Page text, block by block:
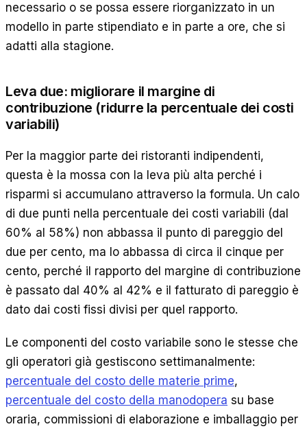
necessario o se possa essere riorganizzato in un
modello in parte stipendiato e in parte a ore, che si
adatti alla stagione.
Leva due: migliorare il margine di
contribuzione (ridurre la percentuale dei costi
variabili)
Per la maggior parte dei ristoranti indipendenti,
questa è la mossa con la leva più alta perché i
risparmi si accumulano attraverso la formula. Un calo
di due punti nella percentuale dei costi variabili (dal
60% al 58%) non abbassa il punto di pareggio del
due per cento, ma lo abbassa di circa il cinque per
cento, perché il rapporto del margine di contribuzione
è passato dal 40% al 42% e il fatturato di pareggio è
dato dai costi fissi divisi per quel rapporto.
Le componenti del costo variabile sono le stesse che
gli operatori già gestiscono settimanalmente:
percentuale del costo delle materie prime,
percentuale del costo della manodopera su base
oraria, commissioni di elaborazione e imballaggio per